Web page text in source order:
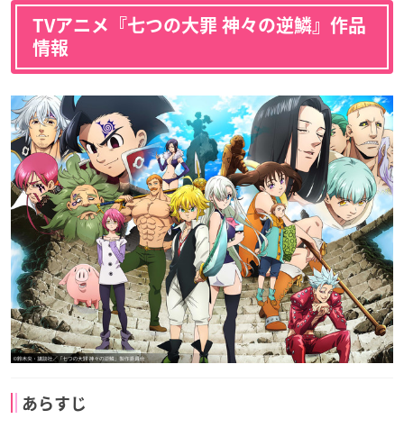
石田彰
リュドシエル
堀江瞬
サリエル
鶴岡聡
タルミエル
小岩井ことり
エレイン
國立幸
アーサー・ペンドラ
ゴン
ヘンドリクセン
声優：内田夕夜
ゼルドリス
声優：梶裕貴
エスタロッサ
声優：東地宏樹
デリエリ
声優：高垣彩陽
チャンドラー
声優：藤真秀
キューザック
声優：中田譲治
リュドシエル サリエル タルミエル
TVアニメ『七つの大罪 神々の逆鱗』作品
情報
あらすじ